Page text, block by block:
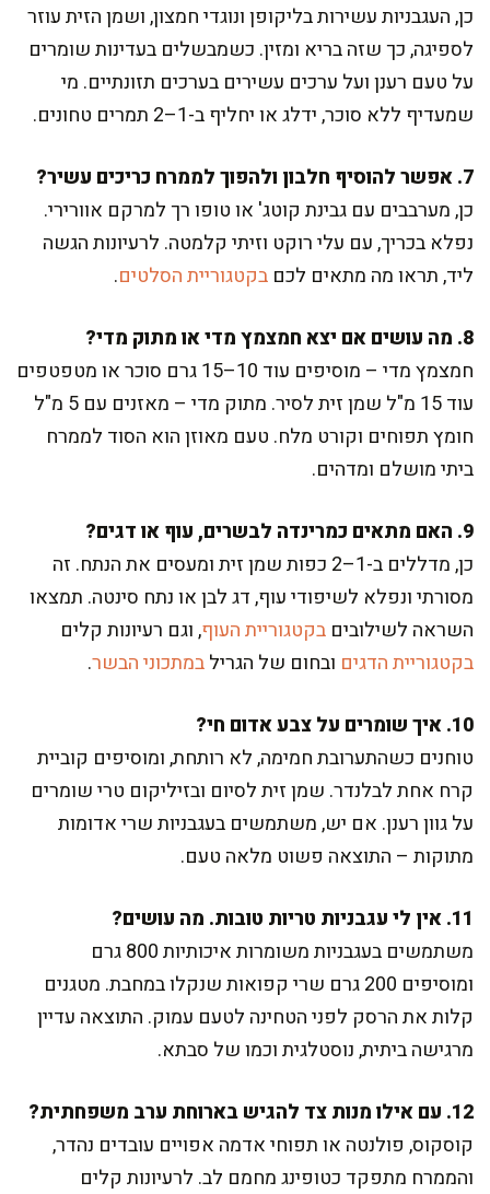
כן, העגבניות עשירות בליקופן ונוגדי חמצון, ושמן הזית עוזר
לספיגה, כך שזה בריא ומזין. כשמבשלים בעדינות שומרים
על טעם רענן ועל ערכים עשירים בערכים תזונתיים. מי
שמעדיף ללא סוכר, ידלג או יחליף ב-1–2 תמרים טחונים.
7. אפשר להוסיף חלבון ולהפוך לממרח כריכים עשיר?
כן, מערבבים עם גבינת קוטג' או טופו רך למרקם אוורירי.
נפלא בכריך, עם עלי רוקט וזיתי קלמטה. לרעיונות הגשה
ליד, תראו מה מתאים לכם בקטגוריית הסלטים.
8. מה עושים אם יצא חמצמץ מדי או מתוק מדי?
חמצמץ מדי – מוסיפים עוד 10–15 גרם סוכר או מטפטפים
עוד 15 מ"ל שמן זית לסיר. מתוק מדי – מאזנים עם 5 מ"ל
חומץ תפוחים וקורט מלח. טעם מאוזן הוא הסוד לממרח
ביתי מושלם ומדהים.
9. האם מתאים כמרינדה לבשרים, עוף או דגים?
כן, מדללים ב-1–2 כפות שמן זית ומעסים את הנתח. זה
מסורתי ונפלא לשיפודי עוף, דג לבן או נתח סינטה. תמצאו
השראה לשילובים בקטגוריית העוף, וגם רעיונות קלים
בקטגוריית הדגים ובחום של הגרילבמתכוני הבשר.
10. איך שומרים על צבע אדום חי?
טוחנים כשהתערובת חמימה, לא רותחת, ומוסיפים קוביית
קרח אחת לבלנדר. שמן זית לסיום ובזיליקום טרי שומרים
על גוון רענן. אם יש, משתמשים בעגבניות שרי אדומות
מתוקות – התוצאה פשוט מלאה טעם.
11. אין לי עגבניות טריות טובות. מה עושים?
משתמשים בעגבניות משומרות איכותיות 800 גרם
ומוסיפים 200 גרם שרי קפואות שנקלו במחבת. מטגנים
קלות את הרסק לפני הטחינה לטעם עמוק. התוצאה עדיין
מרגישה ביתית, נוסטלגית וכמו של סבתא.
12. עם אילו מנות צד להגיש בארוחת ערב משפחתית?
קוסקוס, פולנטה או תפוחי אדמה אפויים עובדים נהדר,
והממרח מתפקד כטופינג מחמם לב. לרעיונות קלים